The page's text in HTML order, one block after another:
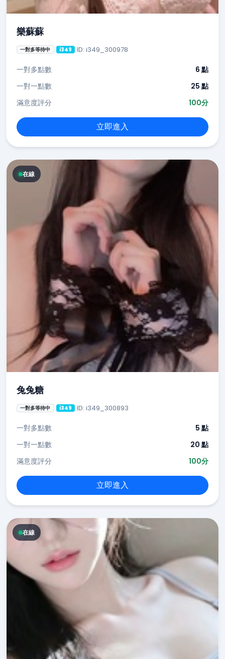
樂蘇蘇
一對多等待中 i349 ID: i349_300978
一對多點數
6 點
一對一點數
25 點
滿意度評分
100分
立即進入
在線
兔兔糖
一對多等待中 i349 ID: i349_300893
一對多點數
5 點
一對一點數
20 點
滿意度評分
100分
立即進入
在線